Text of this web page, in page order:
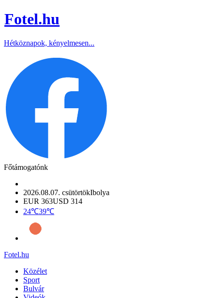
Fotel.hu
Hétköznapok, kényelmesen...
Főtámogatónk
2026.08.07. csütörtökIbolya
EUR 363USD 314
24℃39℃
Fotel.hu
Közélet
Sport
Bulvár